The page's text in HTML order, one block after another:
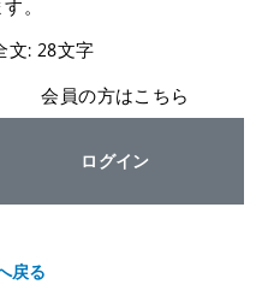
。
文: 28文字
会員の方はこちら
ログイン
戻る